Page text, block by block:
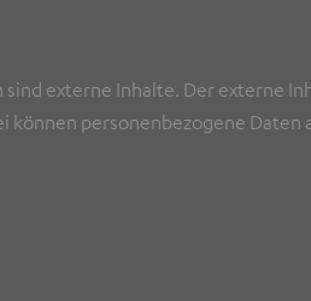
externe Inhalte. Der externe
können personenbezogene